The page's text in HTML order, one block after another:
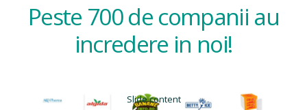
Peste 700 de companii au
incredere in noi!
Slide content